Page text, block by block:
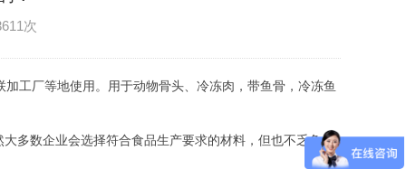
次
工厂等地使用。用于动物骨头、冷冻肉，带鱼骨，冷冻鱼
多数企业会选择符合食品生产要求的材料，但也不乏鱼目